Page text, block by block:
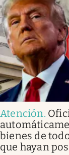
Atención.
bienes de
que hayan